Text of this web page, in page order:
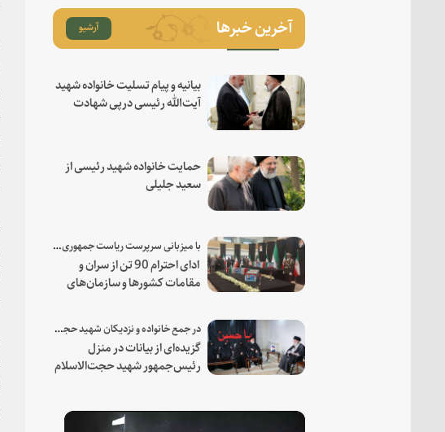
آخرین خبرها آرشیو
بیانیه و پیام تسلیت خانواده شهید
آیت‌الله رئیسی درپی شهادت
حمایت خانواده شهید رئیسی از
سعید جلیلی
با میزبانی سرپرست ریاست جمهوری صورت گرفت؛
ادای احترام 90 تن از سران و
مقامات کشورها و سازمان‌های
در جمع خانواده و نزدیکان شهید حجت‌الاسلام‌والمسلمین رئیسی:
گزیده‌ای از بیانات در منزل
رئیس‌جمهور شهید حجت‌الاسلام